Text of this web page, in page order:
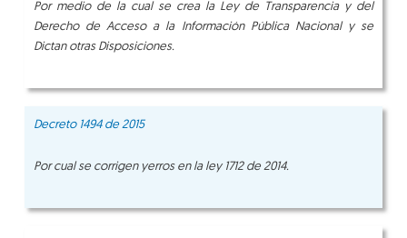
Por medio de la cual se crea la Ley de Transparencia y del
Derecho de Acceso a la Información Pública Nacional y se
Dictan otras Disposiciones.
Decreto 1494 de 2015
Por cual se corrigen yerros en la ley 1712 de 2014.